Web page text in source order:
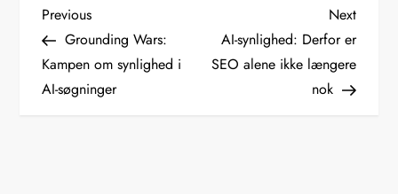
I
n
d
Previous
Post
Previous
Grounding Wars:
Kampen om synlighed i
AI-søgninger
Next
Post
Next
AI-synlighed: Derfor er
SEO alene ikke længere
nok